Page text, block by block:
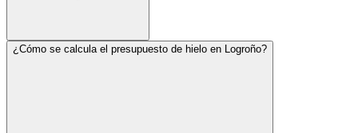
¿Cómo se calcula el presupuesto de hielo en Logroño?